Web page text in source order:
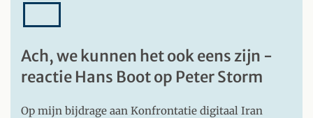
Ach, we kunnen het ook eens zijn -
reactie Hans Boot op Peter Storm
Op mijn bijdrage aan Konfrontatie digitaal Iran